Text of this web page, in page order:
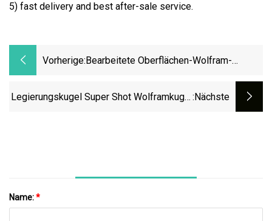
5) fast delivery and best after-sale service.
Vorherige:Bearbeitete Oberflächen-Wolfram-
Stangen/Stäbe/Rohre/Rundscheiben-
Legierungskugel Super Shot Wolframkugel :nächste
Name:*